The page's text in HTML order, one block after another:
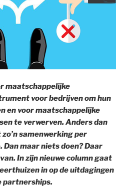
maatschappelijke
voor bedrijven om hun
en voor maatschappelijke
te verwerven. Anders dan
samenwerking per
maar niets doen? Daar
In zijn nieuwe column gaat
in op de uitdagingen
partnerships.